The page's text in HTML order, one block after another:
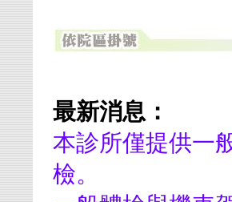
最新消息：
本診所僅提供一
檢。